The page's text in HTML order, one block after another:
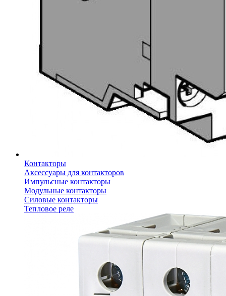
Контакторы
Аксессуары для контакторов
Импульсные контакторы
Модульные контакторы
Силовые контакторы
Тепловое реле